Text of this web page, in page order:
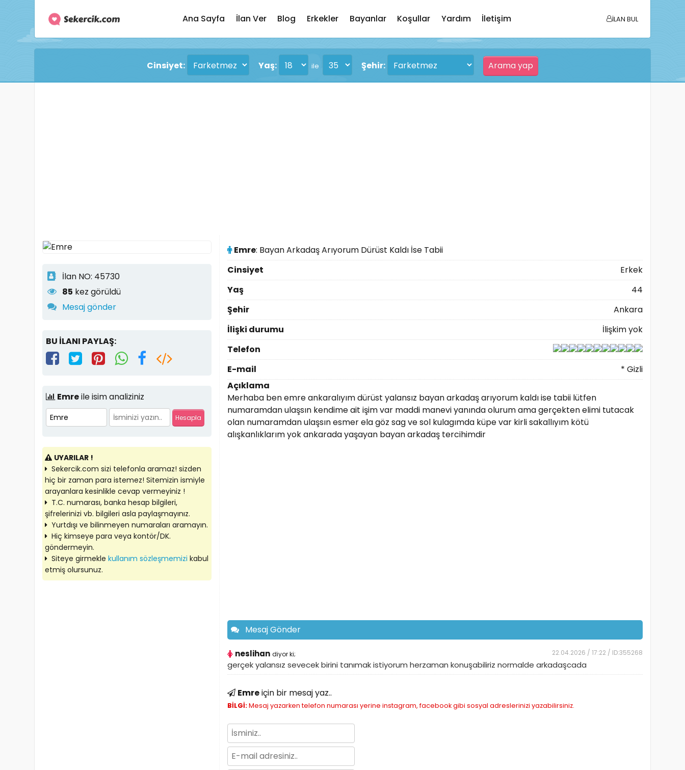
Ana Sayfa İlan Ver Blog Erkekler Bayanlar Koşullar Yardım İletişim İLAN BUL
Cinsiyet: Yaş: ile Şehir:
İlan NO: 45730
85 kez görüldü
Mesaj gönder
BU İLANI PAYLAŞ:
Emreile isim analiziniz
UYARILAR !
Sekercik.com sizi telefonla aramaz! sizden
hiç bir zaman para istemez! Sitemizin ismiyle
arayanlara kesinlikle cevap vermeyiniz !
T.C. numarası, banka hesap bilgileri,
şifrelerinizi vb. bilgileri asla paylaşmayınız.
Yurtdışı ve bilinmeyen numaraları aramayın.
Hiç kimseye para veya kontör/DK.
göndermeyin.
Siteye girmeklekullanım sözleşmemizi kabul
etmiş olursunuz.
Emre: Bayan Arkadaş Arıyorum Dürüst Kaldı İse Tabii
Cinsiyet
Erkek
Yaş
44
Şehir
Ankara
İlişki durumu
İlişkim yok
Telefon
E-mail
* Gizli
Açıklama
Merhaba ben emre ankaralıyım dürüst yalansız bayan arkadaş arıyorum kaldı ise tabii lütfen
numaramdan ulaşsın kendime ait işim var maddi manevi yanında olurum ama gerçekten elimi tutacak
olan numaramdan ulaşsın esmer ela göz sag ve sol kulagımda küpe var kirli sakallıyım kötü
alışkanlıklarım yok ankarada yaşayan bayan arkadaş tercihimdir
Mesaj Gönder
neslihan diyor ki; 22.04.2026 / 17:22 / ID:355268
gerçek yalansız sevecek birini tanımak istiyorum herzaman konuşabiliriz normalde arkadaşcada
Emreiçin bir mesaj yaz..
BİLGİ:Mesaj yazarken telefon numarası yerine instagram, facebook gibi sosyal adreslerinizi yazabilirsiniz.